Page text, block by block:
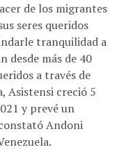
de los migrantes
seres queridos
tranquilidad a
desde más de 40
a través de
Asistensi creció 5
y prevé un
Andoni